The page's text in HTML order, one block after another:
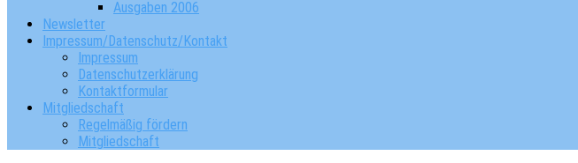
Ausgaben 2006
Newsletter
Impressum/Datenschutz/Kontakt
Impressum
Datenschutzerklärung
Kontaktformular
Mitgliedschaft
Regelmäßig fördern
Mitgliedschaft